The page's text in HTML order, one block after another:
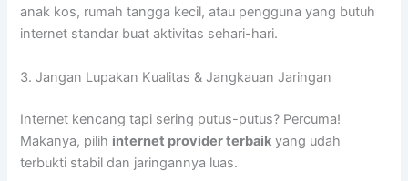
anak kos, rumah tangga kecil, atau pengguna yang butuh
internet standar buat aktivitas sehari-hari.
3. Jangan Lupakan Kualitas & Jangkauan Jaringan
Internet kencang tapi sering putus-putus? Percuma!
Makanya, pilih internet provider terbaik yang udah
terbukti stabil dan jaringannya luas.